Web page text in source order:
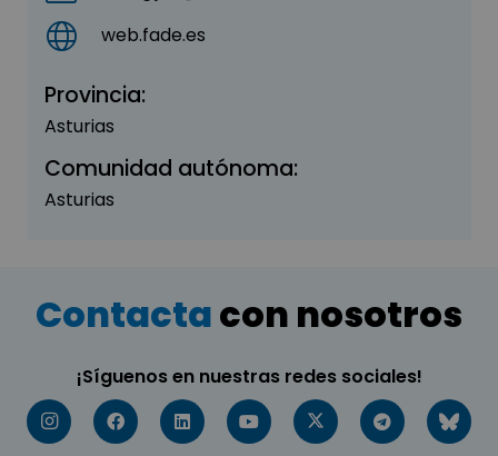
web.fade.es
Provincia:
Asturias
Comunidad autónoma:
Asturias
Contactacon nosotros
¡Síguenos en nuestras redes sociales!